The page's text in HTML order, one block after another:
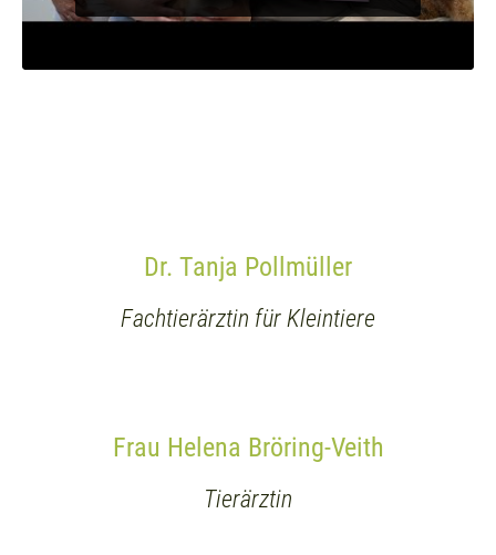
Dr. Tanja Pollmüller
Fachtierärztin für Kleintiere
Frau Helena Bröring-Veith
Tierärztin